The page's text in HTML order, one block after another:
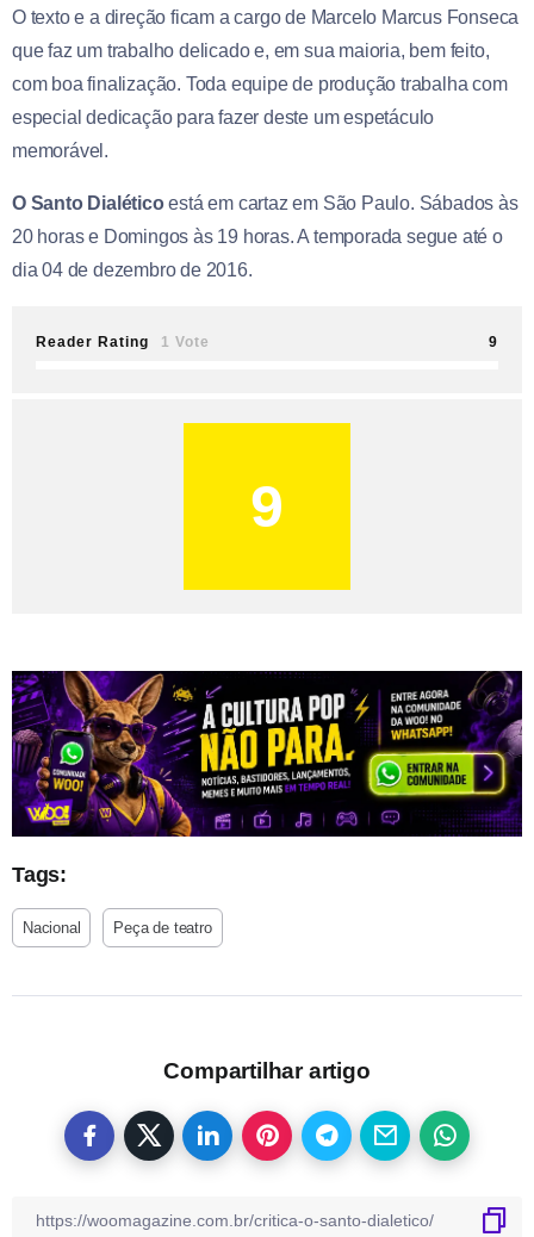
O texto e a direção ficam a cargo de Marcelo Marcus Fonseca
que faz um trabalho delicado e, em sua maioria, bem feito,
com boa finalização. Toda equipe de produção trabalha com
especial dedicação para fazer deste um espetáculo
memorável.
O Santo Dialéticoestá em cartaz em São Paulo. Sábados às
20 horas e Domingos às 19 horas. A temporada segue até o
dia 04 de dezembro de 2016.
Reader Rating 1 Vote 9
9
Tags:
Nacional Peça de teatro
Compartilhar artigo